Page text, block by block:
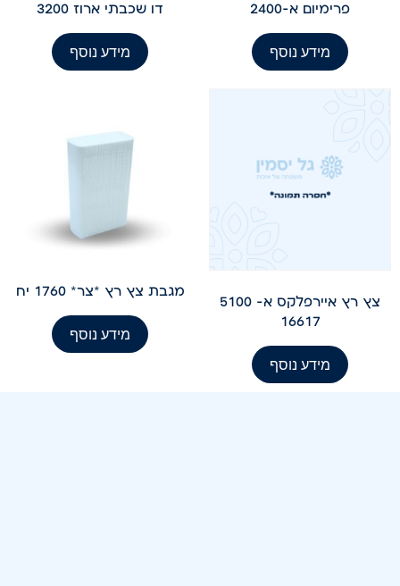
פרימיום א-2400
מידע נוסף
דו שכבתי ארוז 3200
מידע נוסף
צץ רץ איירפלקס א- 5100
16617
מידע נוסף
מגבת צץ רץ *צר* 1760 יח
מידע נוסף